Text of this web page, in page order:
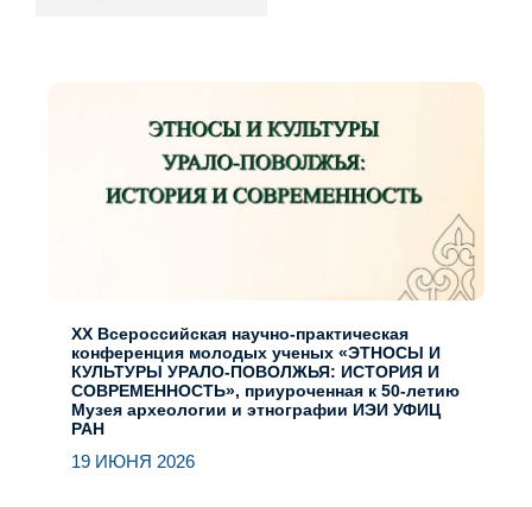
XX Всероссийская научно-практическая
конференция молодых ученых «ЭТНОСЫ И
КУЛЬТУРЫ УРАЛО-ПОВОЛЖЬЯ: ИСТОРИЯ И
СОВРЕМЕННОСТЬ», приуроченная к 50-летию
Музея археологии и этнографии ИЭИ УФИЦ
РАН
19 ИЮНЯ 2026